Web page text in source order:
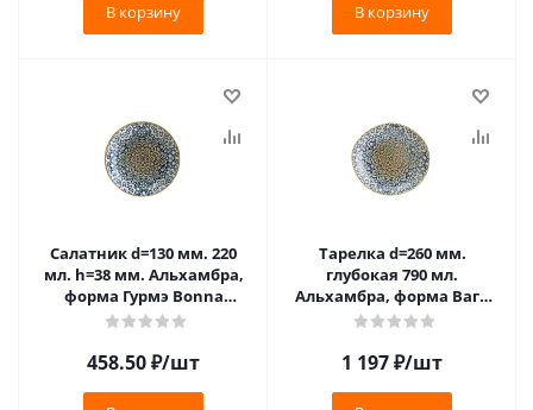
В корзину В корзину
Салатник d=130 мм. 220
мл. h=38 мм. Альхамбра,
форма Гурмэ Bonna
/1/12/1248/
458.50₽/шт
Тарелка d=260 мм.
глубокая 790 мл.
Альхамбра, форма Ваго
Bonna /1/6/432/**
1 197₽/шт